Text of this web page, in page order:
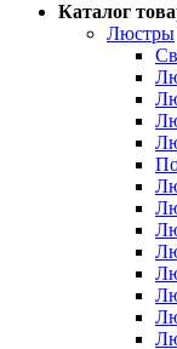
Каталог
Люстры